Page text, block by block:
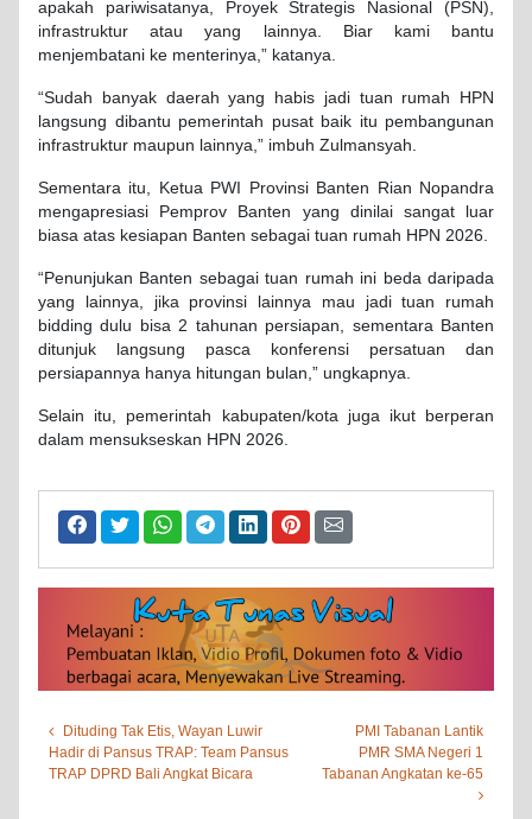
apakah pariwisatanya, Proyek Strategis Nasional (PSN),
infrastruktur atau yang lainnya. Biar kami bantu
menjembatani ke menterinya,” katanya.
“Sudah banyak daerah yang habis jadi tuan rumah HPN
langsung dibantu pemerintah pusat baik itu pembangunan
infrastruktur maupun lainnya,” imbuh Zulmansyah.
Sementara itu, Ketua PWI Provinsi Banten Rian Nopandra
mengapresiasi Pemprov Banten yang dinilai sangat luar
biasa atas kesiapan Banten sebagai tuan rumah HPN 2026.
“Penunjukan Banten sebagai tuan rumah ini beda daripada
yang lainnya, jika provinsi lainnya mau jadi tuan rumah
bidding dulu bisa 2 tahunan persiapan, sementara Banten
ditunjuk langsung pasca konferensi persatuan dan
persiapannya hanya hitungan bulan,” ungkapnya.
Selain itu, pemerintah kabupaten/kota juga ikut berperan
dalam mensukseskan HPN 2026.
Dituding Tak Etis, Wayan Luwir
Hadir di Pansus TRAP: Team Pansus
TRAP DPRD Bali Angkat Bicara
PMI Tabanan Lantik
PMR SMA Negeri 1
Tabanan Angkatan ke-65